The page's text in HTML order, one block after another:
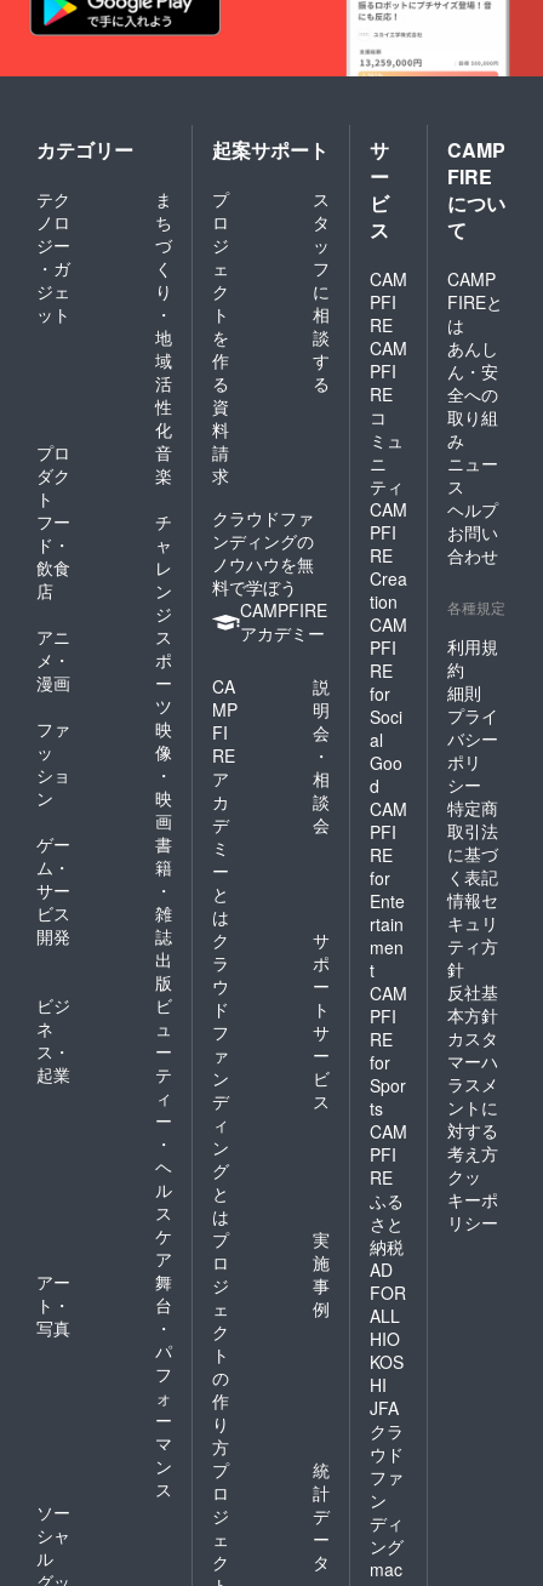
カテゴリー
テク
ノロ
ジー
・ガ
ジェ
ット
ま
ち
づ
く
り
・
地
域
活
性
化
プロ
ダク
ト
音
楽
フー
ド・
飲食
店
チ
ャ
レ
ン
ジ
アニ
メ・
漫画
ス
ポ
ー
ツ
ファ
ッ
ショ
ン
映
像
・
映
画
ゲー
ム・
サー
ビス
開発
書
籍
・
雑
誌
出
版
ビジ
ネ
ス・
起業
ビ
ュ
ー
テ
ィ
ー
・
ヘ
ル
ス
ケ
ア
アー
ト・
写真
舞
台
・
パ
フ
ォ
ー
マ
ン
ス
ソー
シャ
ル
グッ
起案サポート
プ
ロ
ジ
ェ
ク
ト
を
作
る
ス
タ
ッ
フ
に
相
談
す
る
資
料
請
求
クラウドファ
ンディングの
ノウハウを無
料で学ぼう
CAMPFIRE
アカデミー
CA
MP
FI
RE
ア
カ
デ
ミ
ー
と
は
説
明
会
・
相
談
会
ク
ラ
ウ
ド
フ
ァ
ン
デ
ィ
ン
グ
と
は
サ
ポ
ー
ト
サ
ー
ビ
ス
プ
ロ
ジ
ェ
ク
ト
の
作
り
方
実
施
事
例
プ
ロ
ジ
ェ
ク
統
計
デ
ー
タ
サ
ー
ビ
ス
CAM
PFI
RE
CAM
PFI
RE
コ
ミュ
ニ
ティ
CAM
PFI
RE
Crea
tion
CAM
PFI
RE
for
Soci
al
Goo
d
CAM
PFI
RE
for
Ente
rtain
men
t
CAM
PFI
RE
for
Spor
ts
CAM
PFI
RE
ふる
さと
納税
AD
FOR
ALL
HIO
KOS
HI
JFA
クラ
ウド
ファ
ン
ディ
ング
mac
CAMP
FIRE
につい
て
CAMP
FIREと
は
あんし
ん・安
全への
取り組
み
ニュー
ス
ヘルプ
お問い
合わせ
各種規定
利用規
約
細則
プライ
バシー
ポリ
シー
特定商
取引法
に基づ
く表記
情報セ
キュリ
ティ方
針
反社基
本方針
カスタ
マーハ
ラスメ
ントに
対する
考え方
クッ
キーポ
リシー